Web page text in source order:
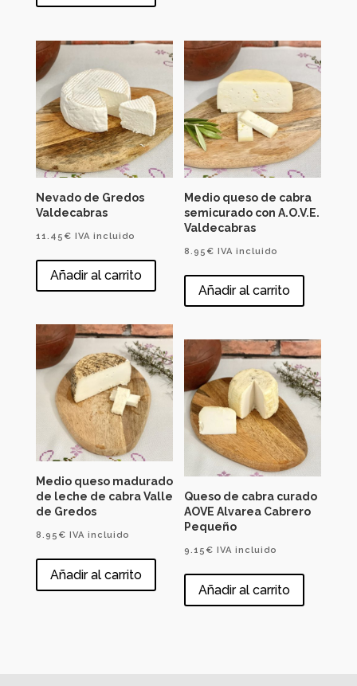
Nevado de Gredos
Valdecabras
11.45 € IVA incluido
Añadir al carrito
Medio queso de cabra
semicurado con A.O.V.E.
Valdecabras
8.95 € IVA incluido
Añadir al carrito
Medio queso madurado
de leche de cabra Valle
de Gredos
8.95 € IVA incluido
Añadir al carrito
Queso de cabra curado
AOVE Alvarea Cabrero
Pequeño
9.15 € IVA incluido
Añadir al carrito